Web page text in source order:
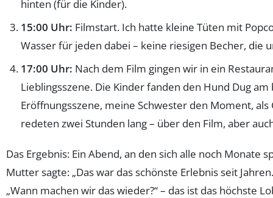
hinten (für die Kinder).
15:00 Uhr: Filmstart. Ich hatte kleine Tüten mit
Wasser für jeden dabei – keine riesigen Becher, die
17:00 Uhr: Nach dem Film gingen wir in ein
Lieblingsszene. Die Kinder fanden den Hund Dug
Eröffnungsszene, meine Schwester den Moment, als
redeten zwei Stunden lang – über den Film, aber
Das Ergebnis: Ein Abend, an den sich alle noch Monate
Mutter sagte: „Das war das schönste Erlebnis seit
„Wann machen wir das wieder?“ – das ist das höchste